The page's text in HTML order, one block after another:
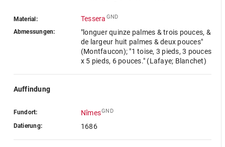
Material: Tessera GND
Abmessungen:
"longuer quinze palmes & trois pouces, &
de largeur huit palmes & deux pouces"
(Montfaucon); "1 toise, 3 pieds, 3 pouces
x 5 pieds, 6 pouces." (Lafaye; Blanchet)
Auffindung
Fundort: NîmesGND
Datierung: 1686